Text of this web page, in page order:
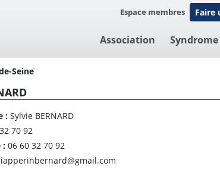
Espace membres Faire
Association Syndrome
Seine
: Sylvie BERNARD
70 92
: 06 60 32 70 92